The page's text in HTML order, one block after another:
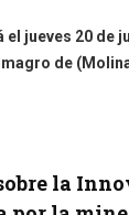
jueves 20 de
de
la